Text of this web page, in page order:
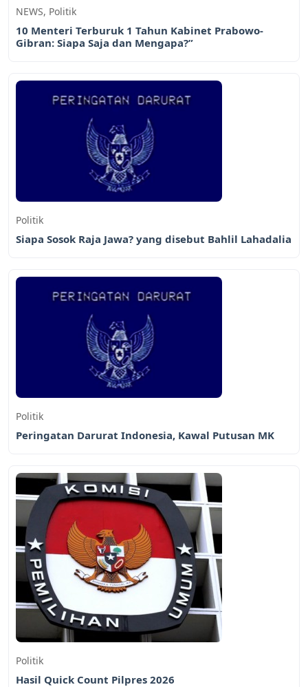
NEWS, Politik
10 Menteri Terburuk 1 Tahun Kabinet Prabowo-
Gibran: Siapa Saja dan Mengapa?”
Politik
Siapa Sosok Raja Jawa? yang disebut Bahlil Lahadalia
Politik
Peringatan Darurat Indonesia, Kawal Putusan MK
Politik
Hasil Quick Count Pilpres 2026